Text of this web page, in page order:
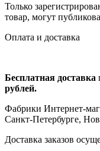
Только
товар, могут
Оплата и доставка
Бесплатная доставка
рублей.
Фабрики Интернет-
Санкт-Петербурге,
Доставка заказов